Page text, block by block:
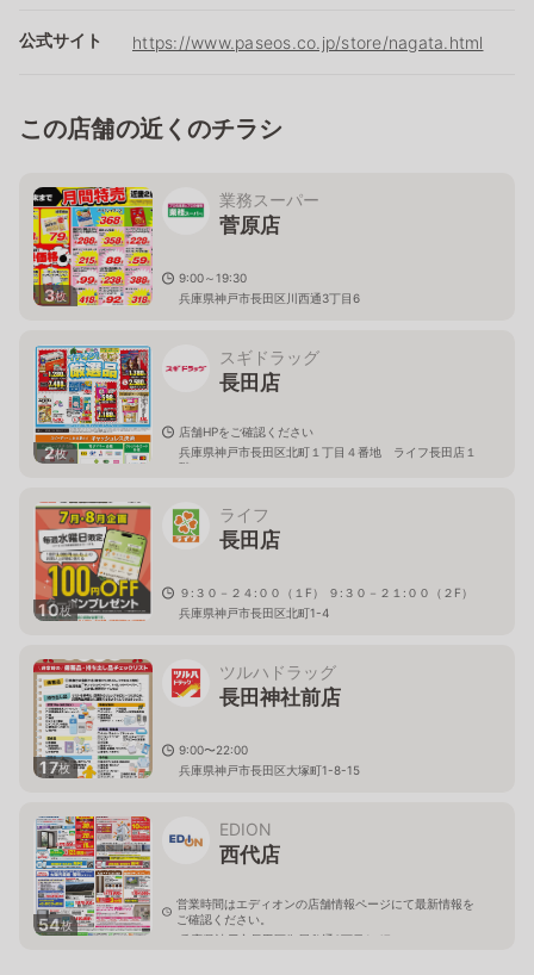
公式サイト https://www.paseos.co.jp/store/nagata.html
この店舗の近くのチラシ
3枚
業務スーパー
菅原店
9:00～19:30
兵庫県神戸市長田区川西通3丁目6
2枚
スギドラッグ
長田店
店舗HPをご確認ください
兵庫県神戸市長田区北町１丁目４番地 ライフ長田店１
階
10枚
ライフ
長田店
９:３０－２４:００（１F） ９:３０－２１:００（２F）
兵庫県神戸市長田区北町1-4
17枚
ツルハドラッグ
長田神社前店
9:00〜22:00
兵庫県神戸市長田区大塚町1-8-15
54枚
EDION
西代店
営業時間はエディオンの店舗情報ページにて最新情報を
ご確認ください。
兵庫県神戸市長田区御屋敷通3丁目1-47